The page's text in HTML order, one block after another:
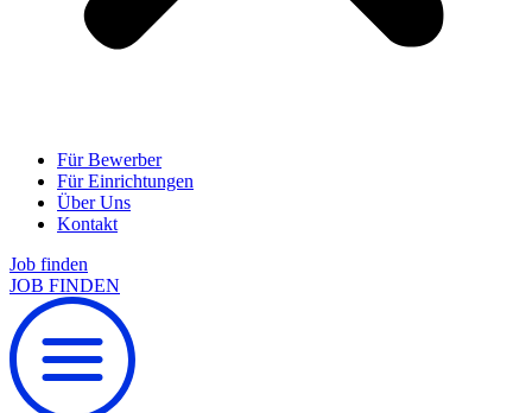
Für Bewerber
Für Einrichtungen
Über Uns
Kontakt
Job finden
JOB FINDEN